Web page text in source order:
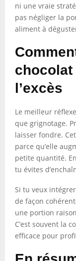
ni une vraie
pas négliger la
aliment à
chocolat
l’excès
Le meilleur
que grignotage.
laisser fondre.
parce qu’elle
petite quantité.
tu évites
Si tu veux
de façon
une portion
C’est souvent la
efficace pour